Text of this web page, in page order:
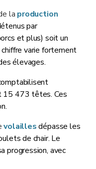
la production
par
et plus) soit un
varie fortement
élevages.
473 têtes. Ces
volailles dépasse les
de chair. Le
progression, avec